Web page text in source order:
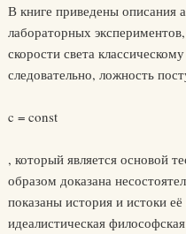
В книге приведены описания
лабораторных
скорости света
следовательно, ложность
c = const
, который является основой
образом доказана
показаны история и истоки
идеалистическая